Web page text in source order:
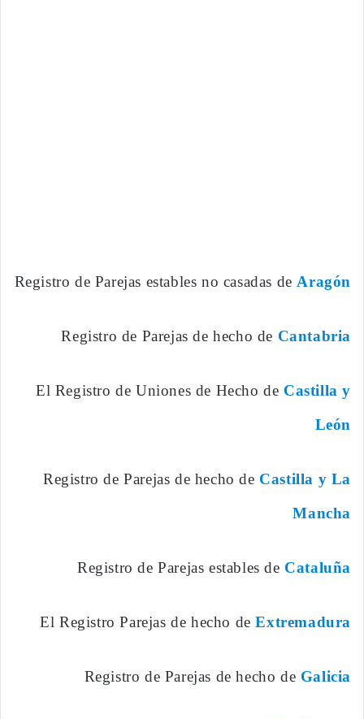
Registro de Parejas estables no casadas deAragón
Registro de Parejas de hecho de Cantabria
El Registro de Uniones de Hecho de Castilla y
León
Registro de Parejas de hecho de Castilla y La
Mancha
Registro de Parejas estables de Cataluña
El Registro Parejas de hecho deExtremadura
Registro de Parejas de hecho de Galicia